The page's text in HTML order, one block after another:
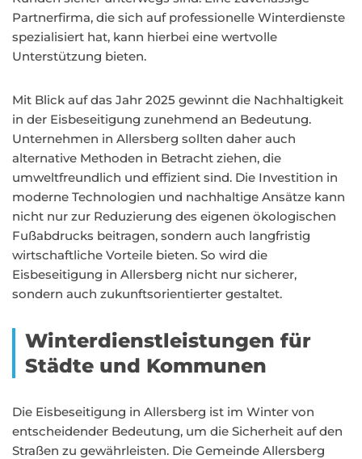
Partnerfirma, die sich auf professionelle Winterdienste
spezialisiert hat, kann hierbei eine wertvolle
Unterstützung bieten.
Mit Blick auf das Jahr 2025 gewinnt die Nachhaltigkeit
in der Eisbeseitigung zunehmend an Bedeutung.
Unternehmen in Allersberg sollten daher auch
alternative Methoden in Betracht ziehen, die
umweltfreundlich und effizient sind. Die Investition in
moderne Technologien und nachhaltige Ansätze kann
nicht nur zur Reduzierung des eigenen ökologischen
Fußabdrucks beitragen, sondern auch langfristig
wirtschaftliche Vorteile bieten. So wird die
Eisbeseitigung in Allersberg nicht nur sicherer,
sondern auch zukunftsorientierter gestaltet.
Winterdienstleistungen für
Städte und Kommunen
Die Eisbeseitigung in Allersberg ist im Winter von
entscheidender Bedeutung, um die Sicherheit auf den
Straßen zu gewährleisten. Die Gemeinde Allersberg